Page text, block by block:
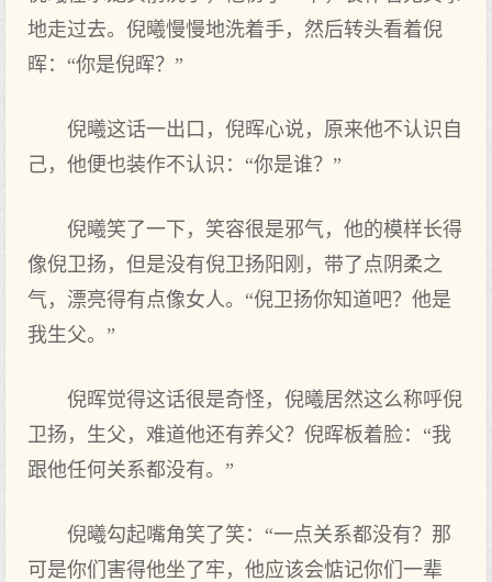
地走过去。倪曦慢慢地洗着手，然后转头看着倪
晖：“你是倪晖？”
倪曦这话一出口，倪晖心说，原来他不认识自
己，他便也装作不认识：“你是谁？”
倪曦笑了一下，笑容很是邪气，他的模样长得
像倪卫扬，但是没有倪卫扬阳刚，带了点阴柔之
气，漂亮得有点像女人。“倪卫扬你知道吧？他是
我生父。”
倪晖觉得这话很是奇怪，倪曦居然这么称呼倪
卫扬，生父，难道他还有养父？倪晖板着脸：“我
跟他任何关系都没有。”
倪曦勾起嘴角笑了笑：“一点关系都没有？那
可是你们害得他坐了牢，他应该会惦记你们一辈